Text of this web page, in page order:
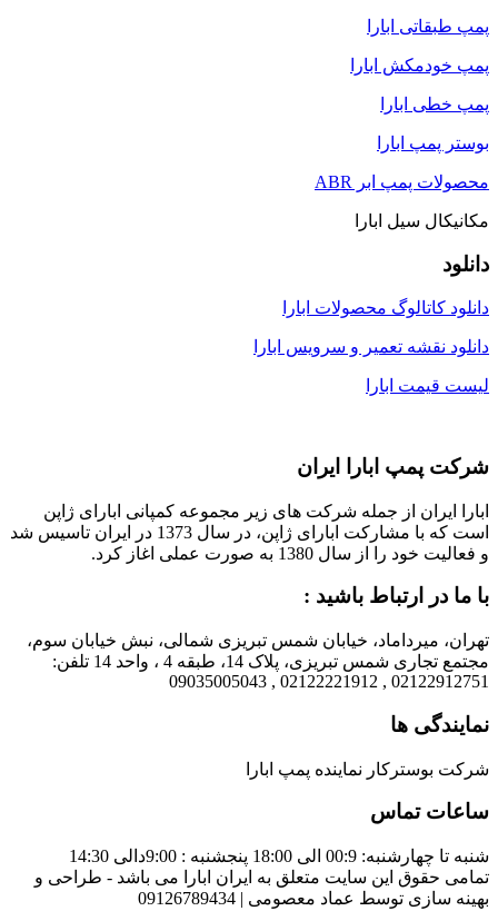
پمپ طبقاتی ابارا
پمپ خودمکش ابارا
پمپ خطی ابارا
بوستر پمپ ابارا
محصولات پمپ ابر ABR
مکانیکال سیل ابارا
دانلود
دانلود کاتالوگ محصولات ابارا
دانلود نقشه تعمیر و سرویس ابارا
لیست قیمت ابارا
شرکت پمپ ابارا ایران
ابارا ایران از جمله شرکت های زیر مجموعه کمپانی ابارای ژاپن
است که با مشارکت ابارای ژاپن، در سال 1373 در ایران تاسیس شد
و فعالیت خود را از سال 1380 به صورت عملی اغاز کرد.
با ما در ارتباط باشید :
تهران، میرداماد، خیابان شمس تبریزی شمالی، نبش خیابان سوم،
مجتمع تجاری شمس تبریزی، پلاک 14، طبقه 4 ، واحد 14 تلفن:
02122912751 , 02122221912 , 09035005043
نمایندگی ها
شرکت بوسترکار نماینده پمپ ابارا
ساعات تماس
شنبه تا چهارشنبه: 00:9 الی 18:00 پنجشنبه : 9:00دالی 14:30
تمامی حقوق این سایت متعلق به ایران ابارا می باشد - طراحی و
بهینه سازی توسط عماد معصومی | 09126789434